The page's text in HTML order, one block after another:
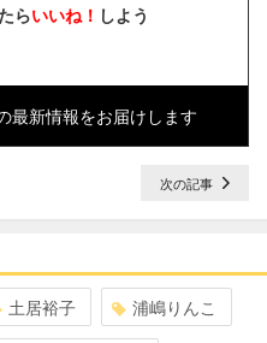
らいいね！ しよう
最新情報をお届けします
次の記事
土居裕子 浦嶋りんこ